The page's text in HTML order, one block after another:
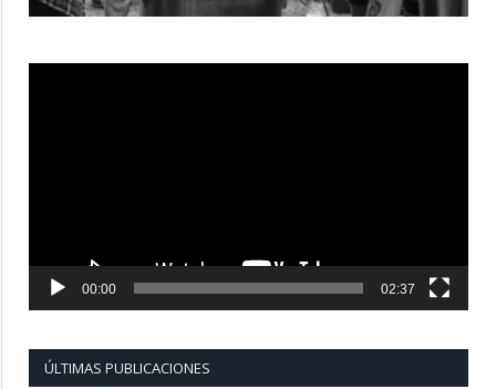
00:00 02:37
ÚLTIMAS PUBLICACIONES